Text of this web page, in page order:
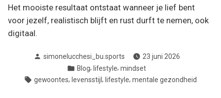
Het mooiste resultaat ontstaat wanneer je lief bent
voor jezelf, realistisch blijft en rust durft te nemen, ook
digitaal.
Posted
simonelucchesi_bu.sports
23 juni 2026
Posted
in
Blog, lifestyle, mindset
Tags:
gewoontes, levensstijl , lifestyle, mentale gezondheid